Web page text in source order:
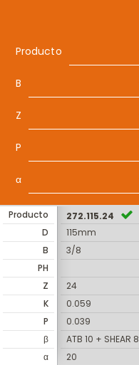
Producto
B
Z
P
α
Producto
D
B
PH
Z
K
P
β
α
272.115.24
115mm
3/8
24
0.059
0.039
ATB 10 + SHEAR 8
20